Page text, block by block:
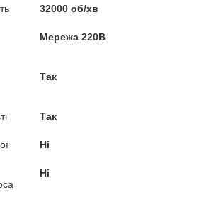
32000 об/хв
Мережа 220В
Так
Так
Ні
Ні